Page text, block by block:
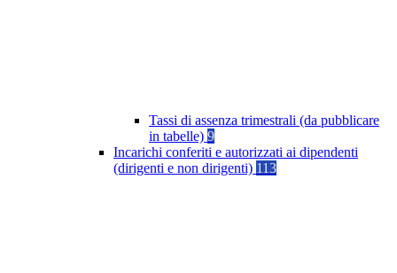
Tassi di assenza trimestrali (da pubblicare
in tabelle) 9
Incarichi conferiti e autorizzati ai dipendenti
(dirigenti e non dirigenti) 113